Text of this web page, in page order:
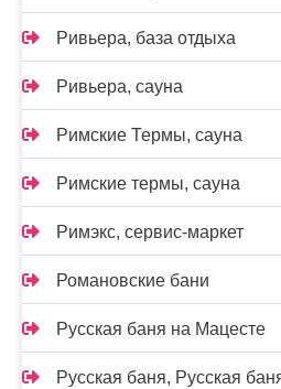
Ривьера, база отдыха
Ривьера, сауна
Римские Термы, сауна
Римские термы, сауна
Римэкс, сервис-маркет
Романовские бани
Русская баня на Мацесте
Русская баня, Русская